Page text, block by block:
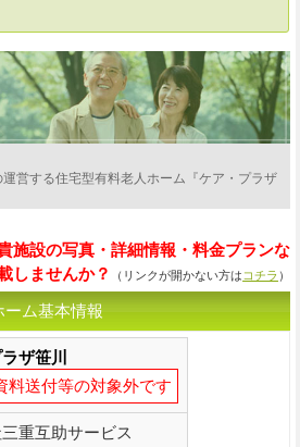
営する住宅型有料老人ホーム『ケア・プラザ
施設の写真・詳細情報・料金プランな
しませんか？
（リンクが開かない方は コチラ ）
ム基本情報
ザ笹川
料送付等の対象外です
重互助サービス